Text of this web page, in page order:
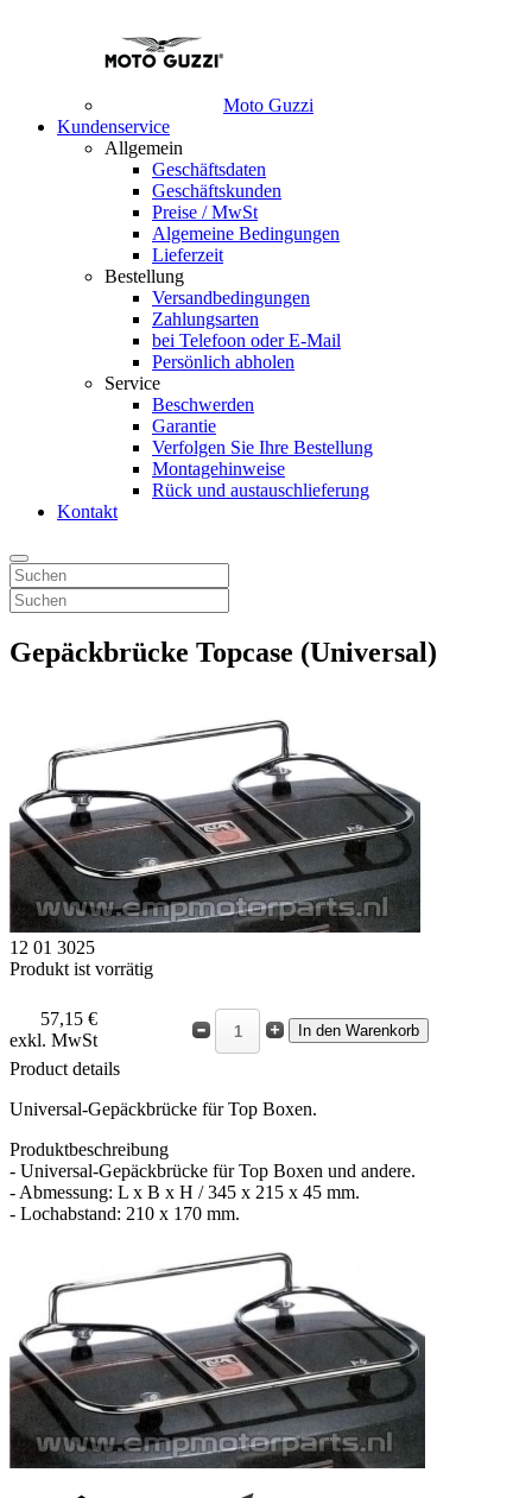
Moto Guzzi
Kundenservice
Allgemein
Geschäftsdaten
Geschäftskunden
Preise / MwSt
Algemeine Bedingungen
Lieferzeit
Bestellung
Versandbedingungen
Zahlungsarten
bei Telefoon oder E-Mail
Persönlich abholen
Service
Beschwerden
Garantie
Verfolgen Sie Ihre Bestellung
Montagehinweise
Rück und austauschlieferung
Kontakt
Gepäckbrücke Topcase (Universal)
12 01 3025
Produkt ist vorrätig
57,15 €
exkl. MwSt
Product details
Universal-Gepäckbrücke für Top Boxen.
Produktbeschreibung
- Universal-Gepäckbrücke für Top Boxen und andere.
- Abmessung: L x B x H / 345 x 215 x 45 mm.
- Lochabstand: 210 x 170 mm.